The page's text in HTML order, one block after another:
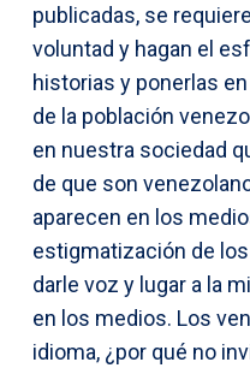
publicadas, se
voluntad y hagan el
historias y ponerlas
de la población
en nuestra sociedad
de que son
aparecen en los
estigmatización de
darle voz y lugar a la
en los medios. Los
idioma, ¿por qué no